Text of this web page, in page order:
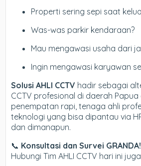
Properti sering sepi saat
Was-was parkir kendaraan?
Mau mengawasi usaha dari
Ingin mengawasi karyawan
Solusi AHLI CCTV hadir sebagai
CCTV profesional di daerah Papua
penempatan rapi, tenaga ahli
teknologi yang bisa dipantau via
dan dimanapun.
📞 Konsultasi dan Survei GRANDA!
Hubungi Tim AHLI CCTV hari ini